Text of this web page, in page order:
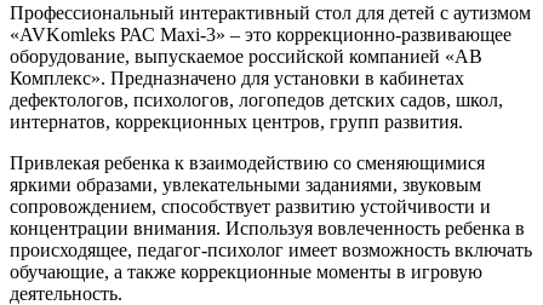
Профессиональный интерактивный стол для детей с аутизмом
«AVKomleks РАС Maxi-3» – это коррекционно-развивающее
оборудование, выпускаемое российской компанией «АВ
Комплекс». Предназначено для установки в кабинетах
дефектологов, психологов, логопедов детских садов, школ,
интернатов, коррекционных центров, групп развития.
Привлекая ребенка к взаимодействию со сменяющимися
яркими образами, увлекательными заданиями, звуковым
сопровождением, способствует развитию устойчивости и
концентрации внимания. Используя вовлеченность ребенка в
происходящее, педагог-психолог имеет возможность включать
обучающие, а также коррекционные моменты в игровую
деятельность.